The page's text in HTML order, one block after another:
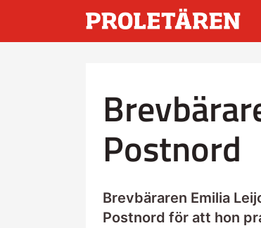
Postnord
Brevbäraren Emilia
Postnord för att hon